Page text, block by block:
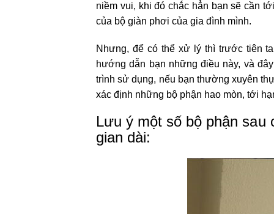
niềm vui, khi đó chắc hẳn bạn sẽ cần
của bộ giàn phơi của gia đình mình.
Nhưng, để có thể xử lý thì trước tiên
hướng dẫn bạn những điều này, và
trình sử dụng, nếu bạn thường xuyên
xác định những bộ phận hao mòn, tới
Lưu ý một số bộ phận sau
gian dài: